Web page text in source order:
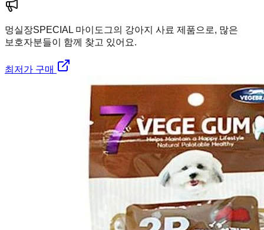
멍실장SPECIAL 마이도그의 강아지 사료 제품으로, 많은
보호자분들이 함께 찾고 있어요.
최저가 구매